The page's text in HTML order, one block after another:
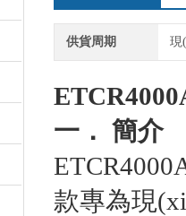
供貨周期 現
一． 簡介
款專為現